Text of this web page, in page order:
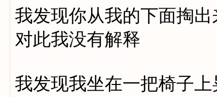
我发现你从我的下面掏出
对此我没有解释
我发现我坐在一把椅子